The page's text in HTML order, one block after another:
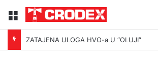
Menu
ZATAJENA ULOGA HVO-a U “OLUJI”